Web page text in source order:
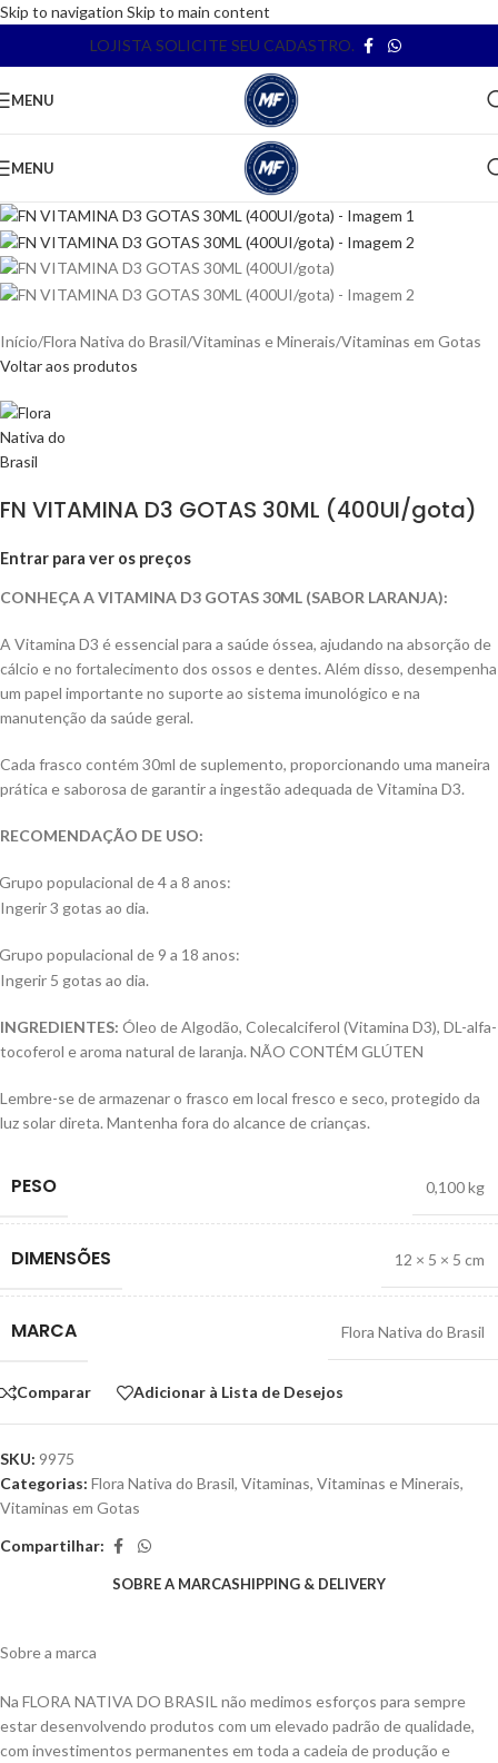
Skip to navigation Skip to main content
LOJISTA SOLICITE SEU CADASTRO.
MENU
MENU
Início/Flora Nativa do Brasil/Vitaminas e Minerais/Vitaminas em Gotas
Voltar aos produtos
FN VITAMINA D3 GOTAS 30ML (400UI/gota)
Entrar para ver os preços
CONHEÇA A VITAMINA D3 GOTAS 30ML (SABOR LARANJA):
A Vitamina D3 é essencial para a saúde óssea, ajudando na absorção de
cálcio e no fortalecimento dos ossos e dentes. Além disso, desempenha
um papel importante no suporte ao sistema imunológico e na
manutenção da saúde geral.
Cada frasco contém 30ml de suplemento, proporcionando uma maneira
prática e saborosa de garantir a ingestão adequada de Vitamina D3.
RECOMENDAÇÃO DE USO:
Grupo populacional de 4 a 8 anos:
Ingerir 3 gotas ao dia.
Grupo populacional de 9 a 18 anos:
Ingerir 5 gotas ao dia.
INGREDIENTES: Óleo de Algodão, Colecalciferol (Vitamina D3), DL-alfa-
tocoferol e aroma natural de laranja. NÃO CONTÉM GLÚTEN
Lembre-se de armazenar o frasco em local fresco e seco, protegido da
luz solar direta. Mantenha fora do alcance de crianças.
PESO 0,100 kg
DIMENSÕES 12 × 5 × 5 cm
MARCA Flora Nativa do Brasil
Comparar Adicionar à Lista de Desejos
SKU: 9975
Categorias: Flora Nativa do Brasil, Vitaminas, Vitaminas e Minerais,
Vitaminas em Gotas
Compartilhar:
SOBRE A MARCASHIPPING & DELIVERY
Sobre a marca
Na FLORA NATIVA DO BRASIL não medimos esforços para sempre
estar desenvolvendo produtos com um elevado padrão de qualidade,
com investimentos permanentes em toda a cadeia de produção e